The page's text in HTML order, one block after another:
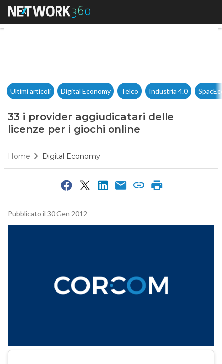
33 i provider aggiudicatari
Ultimi articoli Digital Economy Telco Industria 4.0
33 i provider aggiudicatari delle
licenze per i giochi online
Home Digital Economy
Pubblicato il 30 Gen 2012